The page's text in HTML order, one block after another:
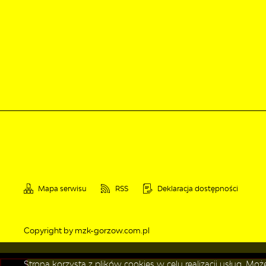
Mapa serwisu RSS Deklaracja dostępności
Copyright by mzk-gorzow.com.pl
Strona korzysta z plików cookies w celu realizacji usług.